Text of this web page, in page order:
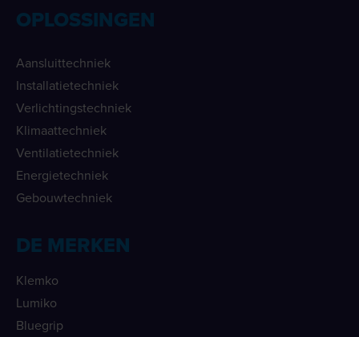
OPLOSSINGEN
Aansluittechniek
Installatietechniek
Verlichtingstechniek
Klimaattechniek
Ventilatietechniek
Energietechniek
Gebouwtechniek
DE MERKEN
Klemko
Lumiko
Bluegrip